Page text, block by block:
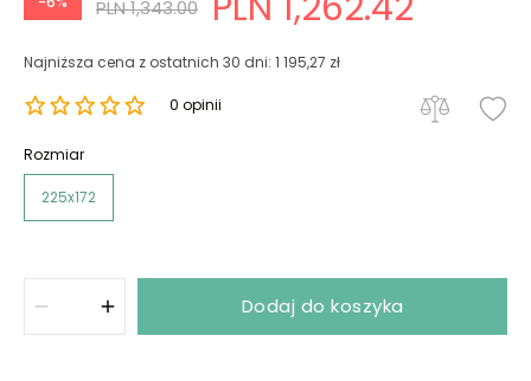
PLN 1,343.00
Najniższa cena z ostatnich 30 dni: 1 195,27 zł
0 opinii
Rozmiar
225x172
Dodaj do koszyka